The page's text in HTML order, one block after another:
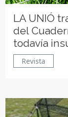
LA UNIÓ
del
todavía
Revista